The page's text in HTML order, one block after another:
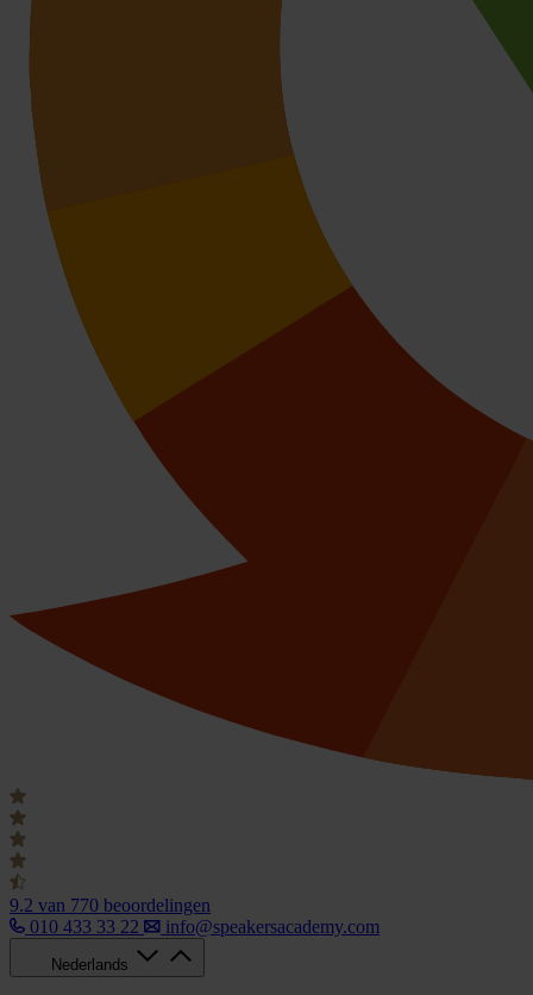
9.2 van 770 beoordelingen
010 433 33 22
info@speakersacademy.com
Nederlands